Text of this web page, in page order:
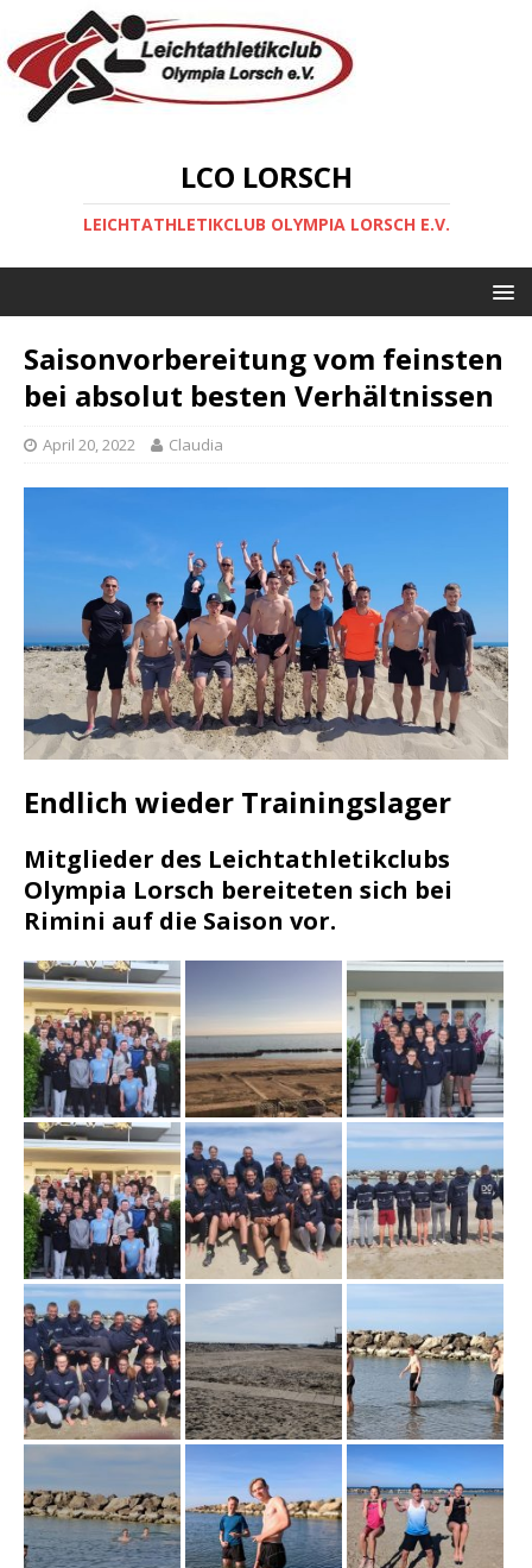
LCO LORSCH
LEICHTATHLETIKCLUB OLYMPIA LORSCH E.V.
Saisonvorbereitung vom feinsten
bei absolut besten Verhältnissen
April 20, 2022 Claudia
Endlich wieder Trainingslager
Mitglieder des Leichtathletikclubs
Olympia Lorsch bereiteten sich bei
Rimini auf die Saison vor.